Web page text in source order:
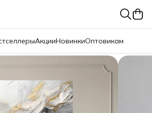
АкцииНовинкиОптовикам